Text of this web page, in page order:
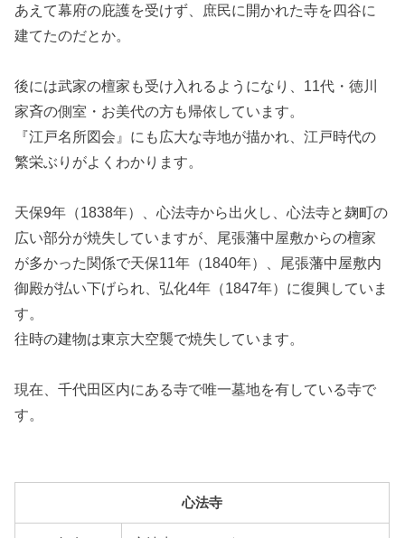
あえて幕府の庇護を受けず、庶民に開かれた寺を四谷に
建てたのだとか。
後には武家の檀家も受け入れるようになり、11代・徳川
家斉の側室・お美代の方も帰依しています。
『江戸名所図会』にも広大な寺地が描かれ、江戸時代の
繁栄ぶりがよくわかります。
天保9年（1838年）、心法寺から出火し、心法寺と麹町の
広い部分が焼失していますが、尾張藩中屋敷からの檀家
が多かった関係で天保11年（1840年）、尾張藩中屋敷内
御殿が払い下げられ、弘化4年（1847年）に復興していま
す。
往時の建物は東京大空襲で焼失しています。
現在、千代田区内にある寺で唯一墓地を有している寺で
す。
心法寺